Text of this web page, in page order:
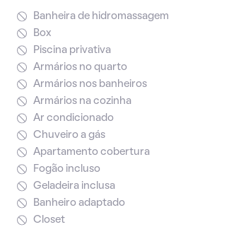
Banheira de hidromassagem
Box
Piscina privativa
Armários no quarto
Armários nos banheiros
Armários na cozinha
Ar condicionado
Chuveiro a gás
Apartamento cobertura
Fogão incluso
Geladeira inclusa
Banheiro adaptado
Closet